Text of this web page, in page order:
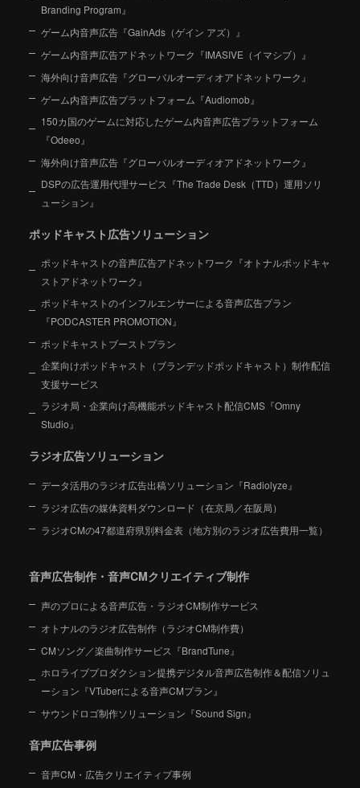
Branding Program』
ゲーム内音声広告『GainAds（ゲイン アズ）』
ゲーム内音声広告アドネットワーク『IMASIVE（イマシブ）』
海外向け音声広告『グローバルオーディオアドネットワーク』
ゲーム内音声広告プラットフォーム『Audiomob』
150カ国のゲームに対応したゲーム内音声広告プラットフォーム
『Odeeo』
海外向け音声広告『グローバルオーディオアドネットワーク』
DSPの広告運用代理サービス『The Trade Desk（TTD）運用ソリ
ューション』
ポッドキャスト広告ソリューション
ポッドキャストの音声広告アドネットワーク『オトナルポッドキャ
ストアドネットワーク』
ポッドキャストのインフルエンサーによる音声広告プラン
『PODCASTER PROMOTION』
ポッドキャストブーストプラン
企業向けポッドキャスト（ブランデッドポッドキャスト）制作配信
支援サービス
ラジオ局・企業向け高機能ポッドキャスト配信CMS『Omny
Studio』
ラジオ広告ソリューション
データ活用のラジオ広告出稿ソリューション『Radiolyze』
ラジオ広告の媒体資料ダウンロード（在京局／在阪局）
ラジオCMの47都道府県別料金表（地方別のラジオ広告費用一覧）
音声広告制作・音声CMクリエイティブ制作
声のプロによる音声広告・ラジオCM制作サービス
オトナルのラジオ広告制作（ラジオCM制作費）
CMソング／楽曲制作サービス『BrandTune』
ホロライブプロダクション提携デジタル音声広告制作＆配信ソリュ
ーション 『VTuberによる音声CMプラン』
サウンドロゴ制作ソリューション『Sound Sign』
音声広告事例
音声CM・広告クリエイティブ事例